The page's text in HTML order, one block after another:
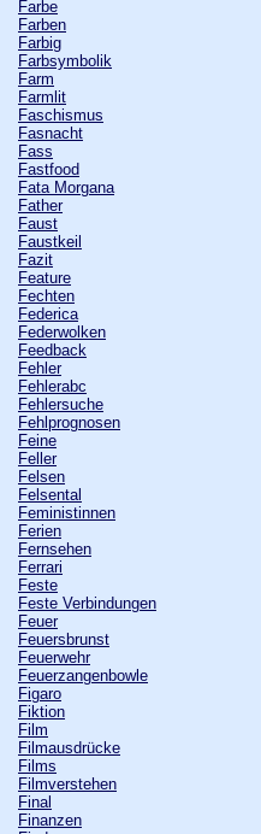
Farbe
Farben
Farbig
Farbsymbolik
Farm
Farmlit
Faschismus
Fasnacht
Fass
Fastfood
Fata Morgana
Father
Faust
Faustkeil
Fazit
Feature
Fechten
Federica
Federwolken
Feedback
Fehler
Fehlerabc
Fehlersuche
Fehlprognosen
Feine
Feller
Felsen
Felsental
Feministinnen
Ferien
Fernsehen
Ferrari
Feste
Feste Verbindungen
Feuer
Feuersbrunst
Feuerwehr
Feuerzangenbowle
Figaro
Fiktion
Film
Filmausdrücke
Films
Filmverstehen
Final
Finanzen